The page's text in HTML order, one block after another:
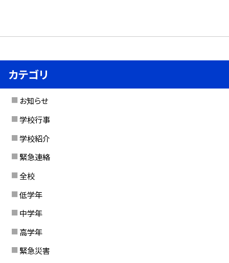
カテゴリ
お知らせ
学校行事
学校紹介
緊急連絡
全校
低学年
中学年
高学年
緊急災害